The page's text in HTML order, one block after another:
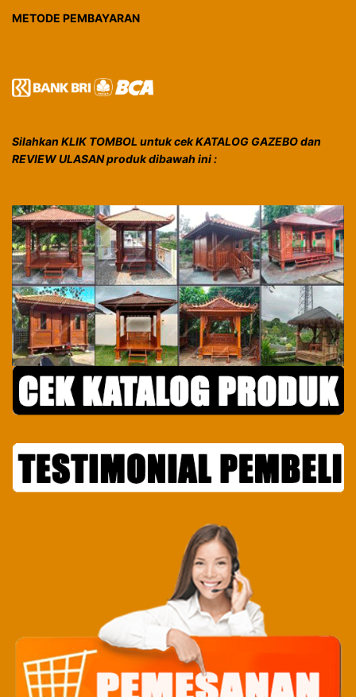
METODE PEMBAYARAN
Silahkan KLIK TOMBOL untuk cek KATALOG GAZEBO dan
REVIEW ULASAN produk dibawah ini :